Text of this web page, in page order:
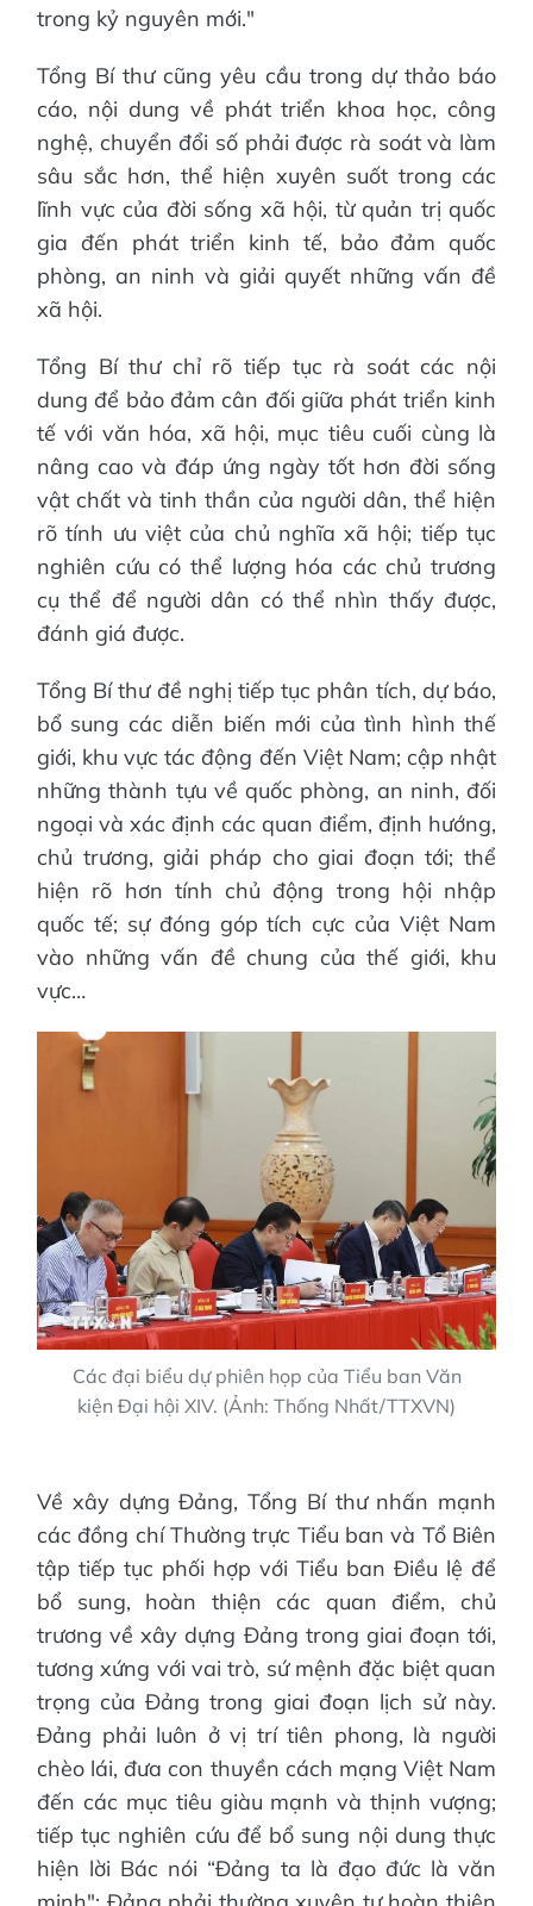
trong kỷ nguyên mới."
Tổng Bí thư cũng yêu cầu trong dự thảo báo
cáo, nội dung về phát triển khoa học, công
nghệ, chuyển đổi số phải được rà soát và làm
sâu sắc hơn, thể hiện xuyên suốt trong các
lĩnh vực của đời sống xã hội, từ quản trị quốc
gia đến phát triển kinh tế, bảo đảm quốc
phòng, an ninh và giải quyết những vấn đề
xã hội.
Tổng Bí thư chỉ rõ tiếp tục rà soát các nội
dung để bảo đảm cân đối giữa phát triển kinh
tế với văn hóa, xã hội, mục tiêu cuối cùng là
nâng cao và đáp ứng ngày tốt hơn đời sống
vật chất và tinh thần của người dân, thể hiện
rõ tính ưu việt của chủ nghĩa xã hội; tiếp tục
nghiên cứu có thể lượng hóa các chủ trương
cụ thể để người dân có thể nhìn thấy được,
đánh giá được.
Tổng Bí thư đề nghị tiếp tục phân tích, dự báo,
bổ sung các diễn biến mới của tình hình thế
giới, khu vực tác động đến Việt Nam; cập nhật
những thành tựu về quốc phòng, an ninh, đối
ngoại và xác định các quan điểm, định hướng,
chủ trương, giải pháp cho giai đoạn tới; thể
hiện rõ hơn tính chủ động trong hội nhập
quốc tế; sự đóng góp tích cực của Việt Nam
vào những vấn đề chung của thế giới, khu
vực…
Các đại biểu dự phiên họp của Tiểu ban Văn
kiện Đại hội XIV. (Ảnh: Thống Nhất/TTXVN)
Về xây dựng Đảng, Tổng Bí thư nhấn mạnh
các đồng chí Thường trực Tiểu ban và Tổ Biên
tập tiếp tục phối hợp với Tiểu ban Điều lệ để
bổ sung, hoàn thiện các quan điểm, chủ
trương về xây dựng Đảng trong giai đoạn tới,
tương xứng với vai trò, sứ mệnh đặc biệt quan
trọng của Đảng trong giai đoạn lịch sử này.
Đảng phải luôn ở vị trí tiên phong, là người
chèo lái, đưa con thuyền cách mạng Việt Nam
đến các mục tiêu giàu mạnh và thịnh vượng;
tiếp tục nghiên cứu để bổ sung nội dung thực
hiện lời Bác nói “Đảng ta là đạo đức là văn